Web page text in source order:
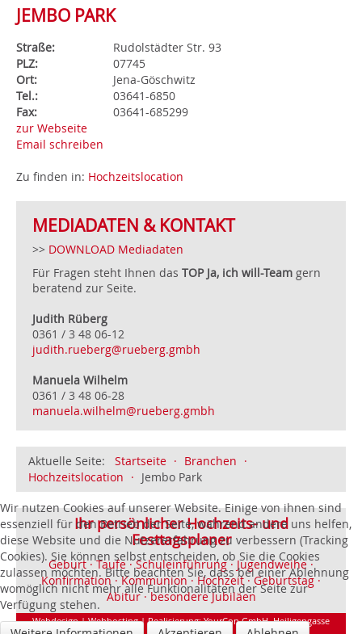
JEMBO PARK
Straße:
Rudolstädter Str. 93
PLZ:
07745
Ort:
Jena-Göschwitz
Tel.:
03641-6850
Fax:
03641-685299
zur Webseite
Email schreiben
Zu finden in: Hochzeitslocation
MEDIADATEN & KONTAKT
>> DOWNLOAD Mediadaten
Für Fragen steht Ihnen das TOP Ja, ich will-Team gern
beratend zur Seite.
Judith Rüberg
0361 / 3 48 06-12
judith.rueberg@rueberg.gmbh
Manuela Wilhelm
0361 / 3 48 06-28
manuela.wilhelm@rueberg.gmbh
Aktuelle Seite: Startseite · Branchen ·
Hochzeitslocation · Jembo Park
Ihr persönlicher Hochzeits- und
Festtagsplaner
Geburt · Taufe · Schuleinführung · Jugendweihe ·
Konfirmation · Kommunion · Hochzeit · Geburtstag ·
Abitur · besondere Jubiläen
Webdesign | Webhosting | Realisierung:YourCon GmbH, Heiligengasse
Wir nutzen Cookies auf unserer Website. Einige von ihnen sind
essenziell für den Betrieb der Seite, während andere uns helfen,
diese Website und die Nutzererfahrung zu verbessern (Tracking
Cookies). Sie können selbst entscheiden, ob Sie die Cookies
zulassen möchten. Bitte beachten Sie, dass bei einer Ablehnung
womöglich nicht mehr alle Funktionalitäten der Seite zur
Verfügung stehen.